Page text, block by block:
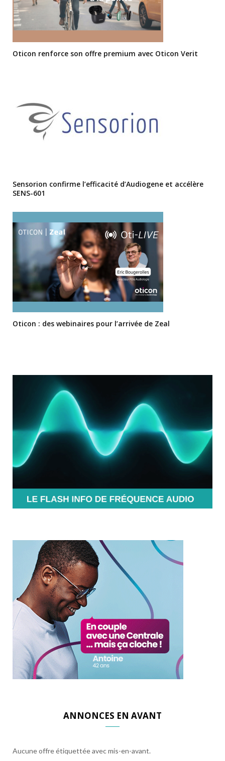
Oticon renforce son offre premium avec Oticon Verit
Sensorion confirme l’efficacité d’Audiogene et accélère
SENS-601
Oticon : des webinaires pour l’arrivée de Zeal
ANNONCES EN AVANT
Aucune offre étiquettée avec mis-en-avant.